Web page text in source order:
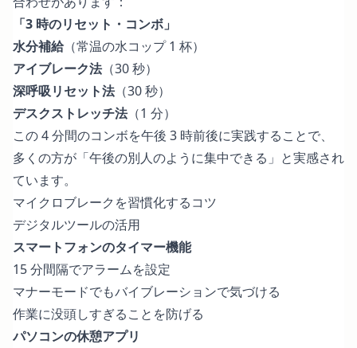
「3 時のリセット・コンボ」
水分補給（常温の水コップ 1 杯）
アイブレーク法（30 秒）
深呼吸リセット法（30 秒）
デスクストレッチ法（1 分）
この 4 分間のコンボを午後 3 時前後に実践することで、
多くの方が「午後の別人のように集中できる」と実感され
ています。
マイクロブレークを習慣化するコツ
デジタルツールの活用
スマートフォンのタイマー機能
15 分間隔でアラームを設定
マナーモードでもバイブレーションで気づける
作業に没頭しすぎることを防げる
パソコンの休憩アプリ